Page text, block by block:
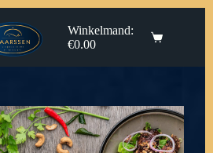
Winkelmand:
€0.00